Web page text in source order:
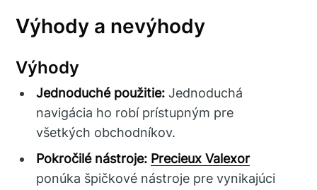
Výhody a nevýhody
Výhody
Jednoduché použitie: Jednoduchá
navigácia ho robí prístupným pre
všetkých obchodníkov.
Pokročilé nástroje: Precieux Valexor
ponúka špičkové nástroje pre vynikajúci